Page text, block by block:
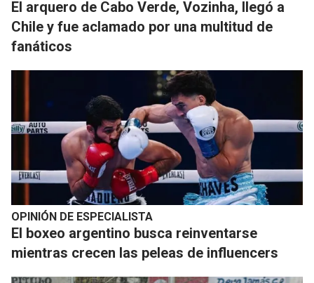
El arquero de Cabo Verde, Vozinha, llegó a
Chile y fue aclamado por una multitud de
fanáticos
OPINIÓN DE ESPECIALISTA
El boxeo argentino busca reinventarse
mientras crecen las peleas de influencers